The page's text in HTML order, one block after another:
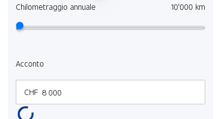
Chilometraggio annuale
10'000 km
Acconto
CHF